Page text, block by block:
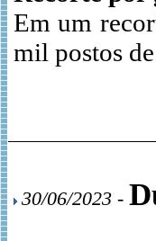
Em um
mil postos
30/06/2023 -